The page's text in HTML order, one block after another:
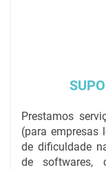
Prestamos
(para empresas
de dificuldade
de softwares,